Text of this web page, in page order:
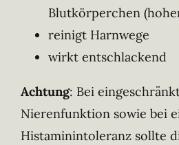
Blutkörperchen
reinigt Harnwege
wirkt entschlackend
Achtung: Bei
Nierenfunktion sowie bei
Histaminintoleranz sollte